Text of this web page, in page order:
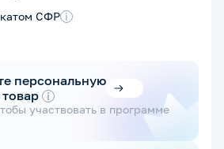
СФР i
персональную
i
участвовать в программе